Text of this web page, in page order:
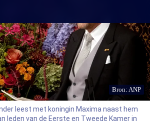
Bron: ANP
leest met koningin Maxima naast hem
leden van de Eerste en Tweede Kamer in